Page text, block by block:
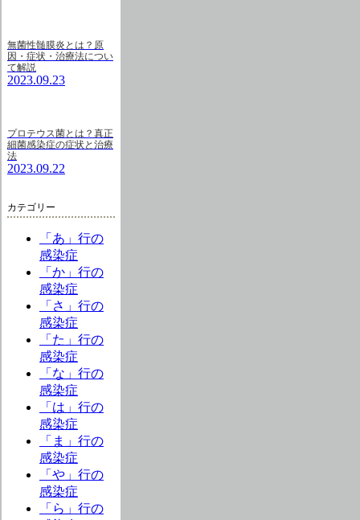
無菌性髄膜炎とは？原
因・症状・治療法につい
て解説
2023.09.23
プロテウス菌とは？真正
細菌感染症の症状と治療
法
2023.09.22
カテゴリー
「あ」行の
感染症
「か」行の
感染症
「さ」行の
感染症
「た」行の
感染症
「な」行の
感染症
「は」行の
感染症
「ま」行の
感染症
「や」行の
感染症
「ら」行の